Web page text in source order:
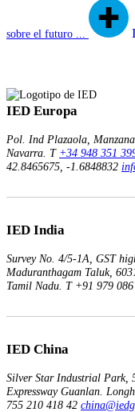
sobre el futuro ...
IED Europa
Pol. Ind Plazaola,
Navarra. T +34 948 351
42.8465675, -1.6848832
IED India
Survey No. 4/5-1A, GST
Maduranthagam Taluk,
Tamil Nadu. T +91 979 086
IED China
Silver Star Industrial Park,
Expressway Guanlan.
755 210 418 42